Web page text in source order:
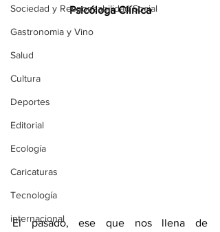
Sociedad y Responsabilidad Social
Gastronomia y Vino
Salud
Cultura
Deportes
Editorial
Ecología
Caricaturas
Tecnología
internacional
Psicóloga Clínica
El pasado, ese que nos llena de